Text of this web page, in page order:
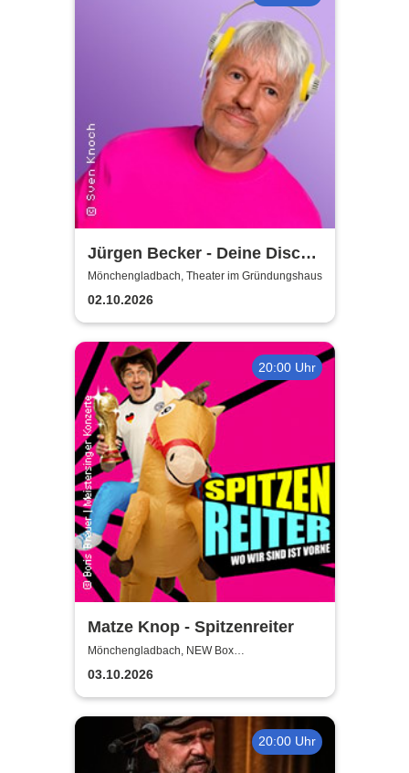
Jürgen Becker - Deine Disco
– Geschichte in Scheiben
Mönchengladbach, Theater im Gründungshaus
02.10.2026
20:00 Uhr
Matze Knop - Spitzenreiter
Mönchengladbach, NEW Box
Mönchengladbach
03.10.2026
20:00 Uhr